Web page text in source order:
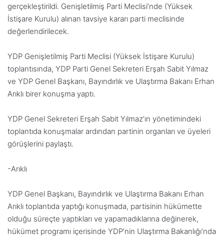
gerçekleştirildi. Genişletilmiş Parti Meclisi’nde (Yüksek
İstişare Kurulu) alınan tavsiye kararı parti meclisinde
değerlendirilecek.
YDP Genişletilmiş Parti Meclisi (Yüksek İstişare Kurulu)
toplantısında, YDP Parti Genel Sekreteri Erşah Sabit Yılmaz
ve YDP Genel Başkanı, Bayındırlık ve Ulaştırma Bakanı Erhan
Arıklı birer konuşma yaptı.
YDP Genel Sekreteri Erşah Sabit Yılmaz’ın yönetimindeki
toplantıda konuşmalar ardından partinin organları ve üyeleri
görüşlerini paylaştı.
-Arıklı
YDP Genel Başkanı, Bayındırlık ve Ulaştırma Bakanı Erhan
Arıklı toplantıda yaptığı konuşmada, partisinin hükümette
olduğu süreçte yaptıkları ve yapamadıklarına değinerek,
hükümet programı içerisinde YDP’nin Ulaştırma Bakanlığı’nda